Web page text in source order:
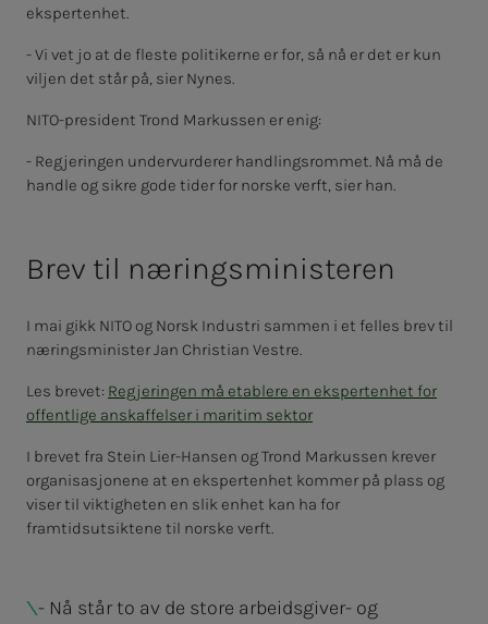
ekspertenhet.
- Vi vet jo at de fleste politikerne er for, så nå er det er kun
viljen det står på, sier Nynes.
NITO-president Trond Markussen er enig:
- Regjeringen undervurderer handlingsrommet. Nå må de
handle og sikre gode tider for norske verft, sier han.
Brev til næringsministeren
I mai gikk NITO og Norsk Industri sammen i et felles brev til
næringsminister Jan Christian Vestre.
Les brevet: Regjeringen må etablere en ekspertenhet for
offentlige anskaffelser i maritim sektor
I brevet fra Stein Lier-Hansen og Trond Markussen krever
organisasjonene at en ekspertenhet kommer på plass og
viser til viktigheten en slik enhet kan ha for
framtidsutsiktene til norske verft.
- Nå står to av de store arbeidsgiver- og